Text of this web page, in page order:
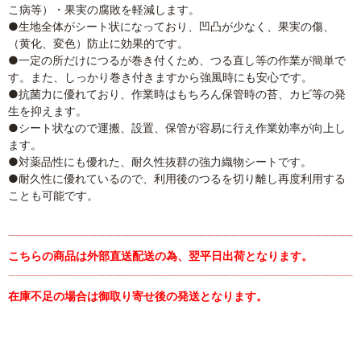
こ病等）・果実の腐敗を軽減します。
●生地全体がシート状になっており、凹凸が少なく、果実の傷、
（黄化、変色）防止に効果的です。
●一定の所だけにつるが巻き付くため、つる直し等の作業が簡単で
す。また、しっかり巻き付きますから強風時にも安心です。
●抗菌力に優れており、作業時はもちろん保管時の苔、カビ等の発
生を抑えます。
●シート状なので運搬、設置、保管が容易に行え作業効率が向上し
ます。
●対薬品性にも優れた、耐久性抜群の強力織物シートです。
●耐久性に優れているので、利用後のつるを切り離し再度利用する
ことも可能です。
こちらの商品は外部直送配送の為、翌平日出荷となります。
在庫不足の場合は御取り寄せ後の発送となります。